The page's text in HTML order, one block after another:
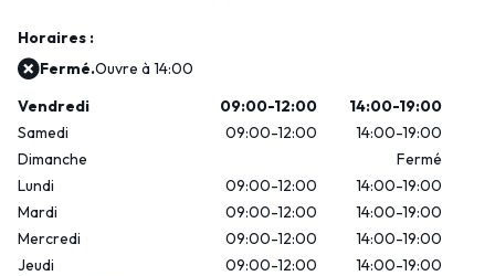
Horaires :
Fermé.Ouvre à 14:00
Vendredi
09:00-12:00
14:00-19:00
Samedi
09:00-12:00
14:00-19:00
Dimanche
Fermé
Lundi
09:00-12:00
14:00-19:00
Mardi
09:00-12:00
14:00-19:00
Mercredi
09:00-12:00
14:00-19:00
Jeudi
09:00-12:00
14:00-19:00